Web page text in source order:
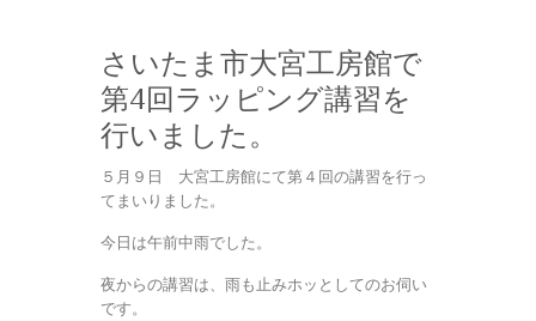
さいたま市大宮工房館で
第4回ラッピング講習を
行いました。
５月９日 大宮工房館にて第４回の講習を行っ
てまいりました。
今日は午前中雨でした。
夜からの講習は、雨も止みホッとしてのお伺い
です。